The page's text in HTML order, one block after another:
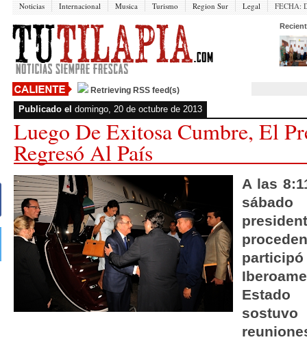
Noticias Internacional Musica Turismo Region Sur Legal FECHA:
Retrieving RSS feed(s)
Publicado el domingo, 20 de octubre de 2013
Luego De Exitosa Cumbre, El
Regresó Al País
A las